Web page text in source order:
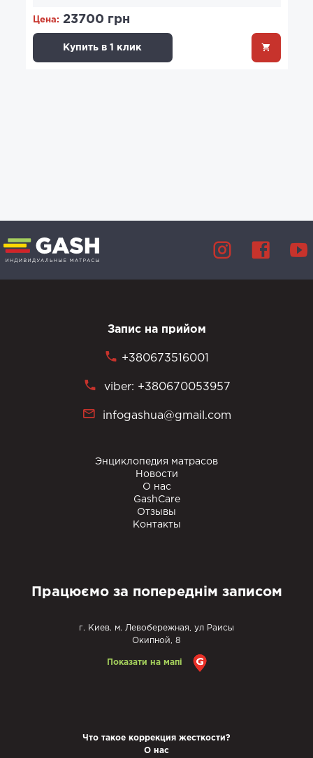
Цена: 23700 грн
Купить в 1 клик
Запис на прийом
+380673516001
viber: +380670053957
infogashua@gmail.com
Энциклопедия матрасов
Новости
О нас
GashCare
Отзывы
Контакты
Працюємо за попереднім записом
г. Киев. м. Левобережная, ул Раисы
Окипной, 8
Показати на мапі
Что такое коррекция жесткости?
О нас